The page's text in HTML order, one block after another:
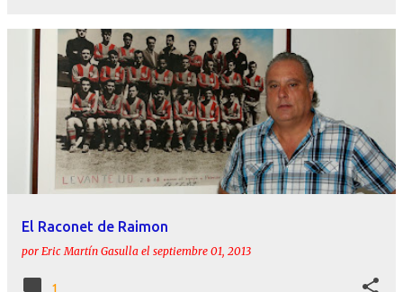
El Raconet de Raimon
por Eric Martín Gasulla el septiembre 01, 2013
1